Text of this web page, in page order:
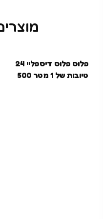
פלוס פלוס דיספליי 24
טיובות של 1 מטר 500